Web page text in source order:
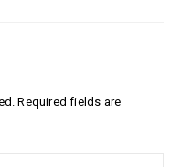
Required fields are